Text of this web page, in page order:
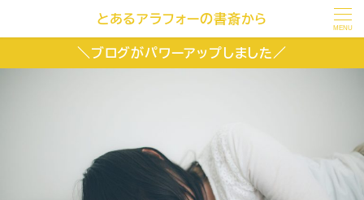
とあるアラフォーの書斎から
MENU
＼ブログがパワーアップしました／